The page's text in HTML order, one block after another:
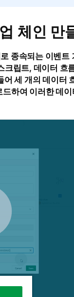
체인 만
종속되는 이벤트
크립트, 데이터 흐
세 개의 데이터
하여 이러한 데